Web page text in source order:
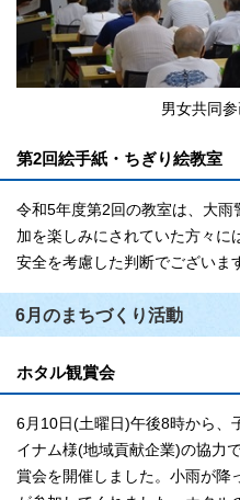
男女共同
第2回絵手紙・ちぎり絵教室
令和5年度第2回の教室は、大
加を楽しみにされていた方々に
安全を考慮した判断でございま
6月のまちづくり活動
ホタル観賞会
6月10日(土曜日)午後8時から、
イナム様(地域貢献企業)の協力
賞会を開催しました。小雨が降